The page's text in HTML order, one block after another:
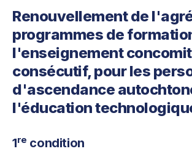
Renouvellement de
programmes de
l'enseignement
consécutif, pour les
d'ascendance
l'éducation
1re condition